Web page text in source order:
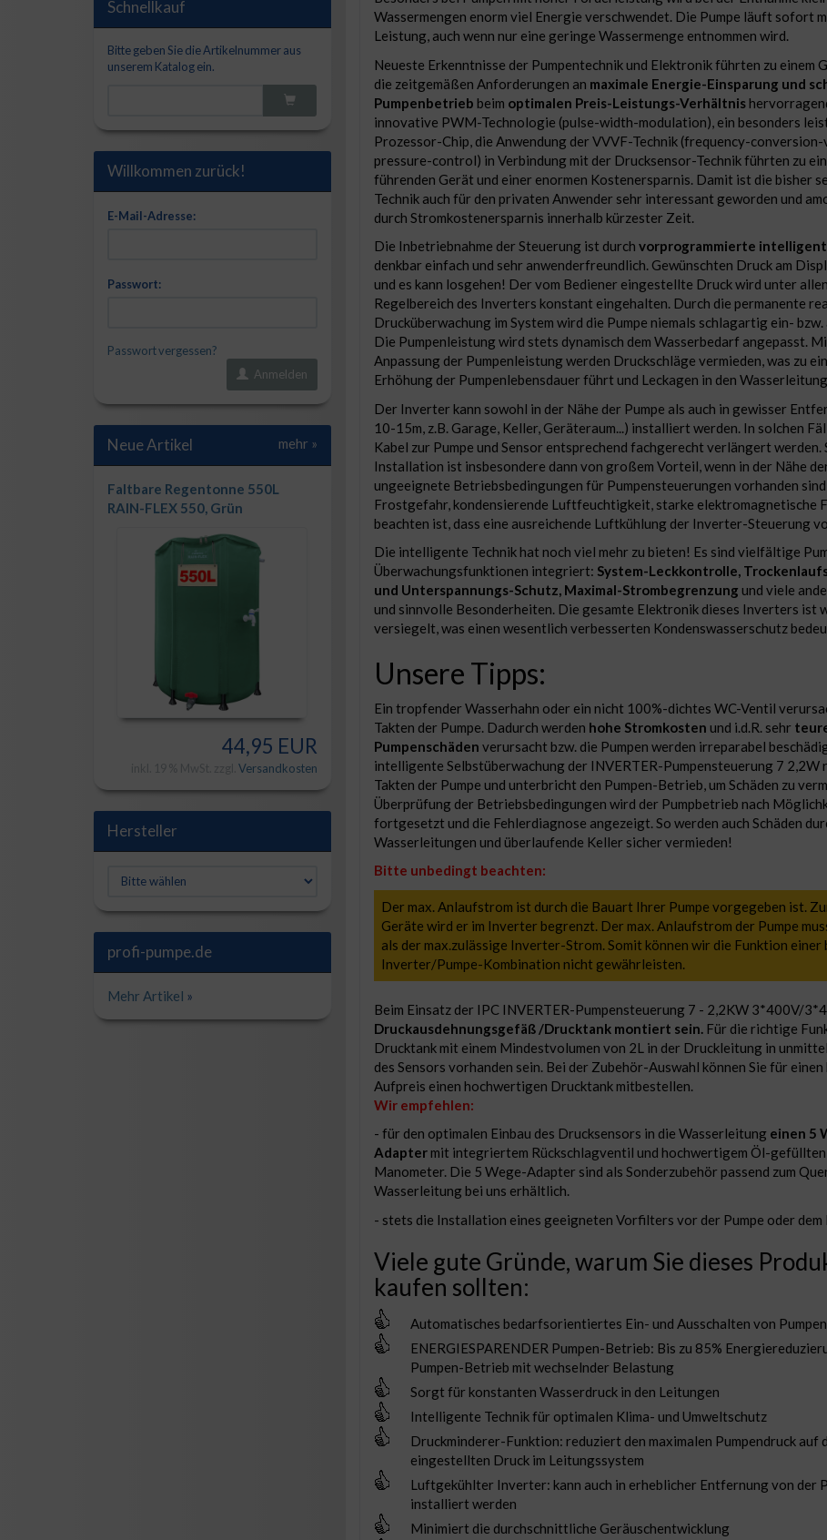
Schnellkauf
Bitte geben Sie die Artikelnummer aus
unserem Katalog ein.
Willkommen zurück!
E-Mail-Adresse:
Passwort:
Passwort vergessen?
Anmelden
Neue Artikel mehr »
Faltbare Regentonne 550L
RAIN-FLEX 550, Grün
44,95 EUR
Versandkosten
Hersteller
profi-pumpe.de
Mehr Artikel »
Wassermengen enorm viel Energie verschwendet. Die Pumpe läuft sofort
Leistung, auch wenn nur eine geringe Wassermenge entnommen wird.
Neueste Erkenntnisse der Pumpentechnik und Elektronik führten zu einem
die zeitgemäßen Anforderungen an maximale Energie-Einsparung und
Pumpenbetrieb beim optimalen Preis-Leistungs-Verhältnis
innovative PWM-Technologie (pulse-width-modulation), ein besonders
Prozessor-Chip, die Anwendung der VVVF-Technik (frequency-
pressure-control) in Verbindung mit der Drucksensor-Technik führten zu
führenden Gerät und einer enormen Kostenersparnis. Damit ist die bisher
Technik auch für den privaten Anwender sehr interessant geworden und
durch Stromkostenersparnis innerhalb kürzester Zeit.
Die Inbetriebnahme der Steuerung ist durch vorprogrammierte
denkbar einfach und sehr anwenderfreundlich. Gewünschten Druck am
und es kann losgehen! Der vom Bediener eingestellte Druck wird unter
Regelbereich des Inverters konstant eingehalten. Durch die permanente
Drucküberwachung im System wird die Pumpe niemals schlagartig ein-
Die Pumpenleistung wird stets dynamisch dem Wasserbedarf angepasst.
Anpassung der Pumpenleistung werden Druckschläge vermieden, was zu
Erhöhung der Pumpenlebensdauer führt und Leckagen in den
Der Inverter kann sowohl in der Nähe der Pumpe als auch in gewisser
10-15m, z.B. Garage, Keller, Geräteraum...) installiert werden. In solchen
Kabel zur Pumpe und Sensor entsprechend fachgerecht verlängert werden.
Installation ist insbesondere dann von großem Vorteil, wenn in der Nähe
ungeeignete Betriebsbedingungen für Pumpensteuerungen vorhanden sind
Frostgefahr, kondensierende Luftfeuchtigkeit, starke elektromagnetische
beachten ist, dass eine ausreichende Luftkühlung der Inverter-Steuerung
Die intelligente Technik hat noch viel mehr zu bieten! Es sind vielfältige
Überwachungsfunktionen integriert: System-Leckkontrolle,
und Unterspannungs-Schutz, Maximal-Strombegrenzung und viele
und sinnvolle Besonderheiten. Die gesamte Elektronik dieses Inverters ist
versiegelt, was einen wesentlich verbesserten Kondenswasserschutz
Unsere Tipps:
Ein tropfender Wasserhahn oder ein nicht 100%-dichtes WC-Ventil
Takten der Pumpe. Dadurch werden hohe Stromkosten und i.d.R. sehr
Pumpenschäden verursacht bzw. die Pumpen werden irreparabel
intelligente Selbstüberwachung der INVERTER-Pumpensteuerung 7
Takten der Pumpe und unterbricht den Pumpen-Betrieb, um Schäden zu
Überprüfung der Betriebsbedingungen wird der Pumpbetrieb nach
fortgesetzt und die Fehlerdiagnose angezeigt. So werden auch Schäden
Wasserleitungen und überlaufende Keller sicher vermieden!
Bitte unbedingt beachten:
Der max. Anlaufstrom ist durch die Bauart Ihrer Pumpe vorgegeben ist.
Geräte wird er im Inverter begrenzt. Der max. Anlaufstrom der Pumpe
als der max.zulässige Inverter-Strom. Somit können wir die Funktion einer
Inverter/Pumpe-Kombination nicht gewährleisten.
Beim Einsatz der IPC INVERTER-Pumpensteuerung 7 - 2,2KW 3*400V/
Druckausdehnungsgefäß /Drucktank montiert sein.Für die richtige
Drucktank mit einem Mindestvolumen von 2L in der Druckleitung in
des Sensors vorhanden sein. Bei der Zubehör-Auswahl können Sie für einen
Aufpreis einen hochwertigen Drucktank mitbestellen.
Wir empfehlen:
- für den optimalen Einbau des Drucksensors in die Wasserleitung einen 5
Adapter mit integriertem Rückschlagventil und hochwertigem Öl-
Manometer. Die 5 Wege-Adapter sind als Sonderzubehör passend zum
Wasserleitung bei uns erhältlich.
- stets die Installation eines geeigneten Vorfilters vor der Pumpe oder dem
Viele gute Gründe, warum Sie dieses
kaufen sollten:
Automatisches bedarfsorientiertes Ein- und Ausschalten von Pumpen
ENERGIESPARENDER Pumpen-Betrieb: Bis zu 85%
Pumpen-Betrieb mit wechselnder Belastung
Sorgt für konstanten Wasserdruck in den Leitungen
Intelligente Technik für optimalen Klima- und Umweltschutz
Druckminderer-Funktion: reduziert den maximalen Pumpendruck auf
eingestellten Druck im Leitungssystem
Luftgekühlter Inverter: kann auch in erheblicher Entfernung von der
installiert werden
Minimiert die durchschnittliche Geräuschentwicklung